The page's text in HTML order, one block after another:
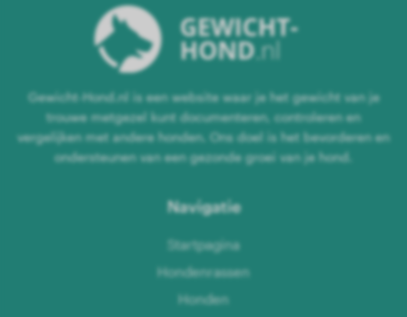
Gewicht-Hond.nl is een website waar je het gewicht van je
trouwe metgezel kunt documenteren, controleren en
vergelijken met andere honden. Ons doel is het bevorderen en
ondersteunen van een gezonde groei van je hond.
Navigatie
Startpagina
Hondenrassen
Honden